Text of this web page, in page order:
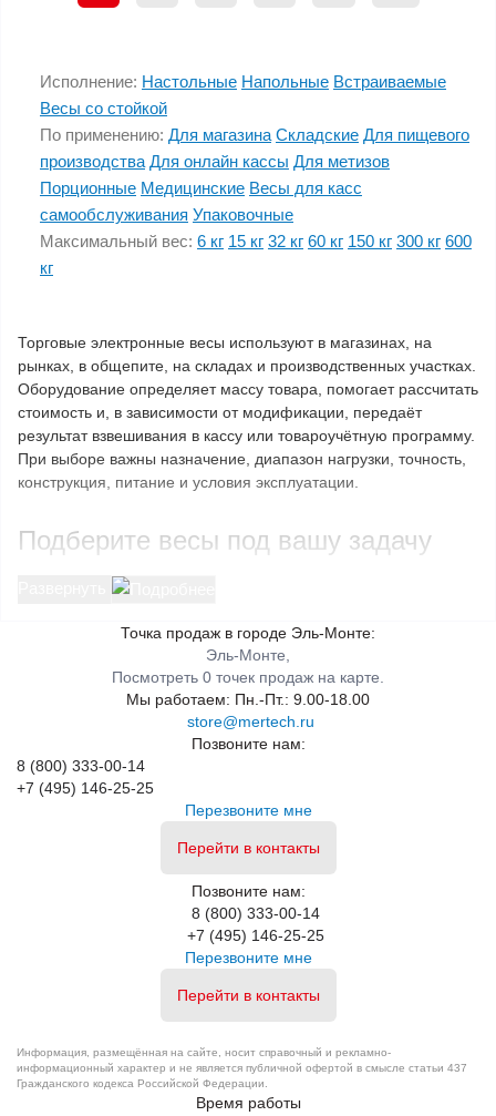
Исполнение: Настольные Напольные Встраиваемые
Весы со стойкой
По применению: Для магазина Складские Для пищевого
производства Для онлайн кассы Для метизов
Порционные Медицинские Весы для касс
самообслуживания Упаковочные
Максимальный вес: 6 кг 15 кг 32 кг 60 кг 150 кг 300 кг 600
кг
Торговые электронные весы используют в магазинах, на
рынках, в общепите, на складах и производственных участках.
Оборудование определяет массу товара, помогает рассчитать
стоимость и, в зависимости от модификации, передаёт
результат взвешивания в кассу или товароучётную программу.
При выборе важны назначение, диапазон нагрузки, точность,
конструкция, питание и условия эксплуатации.
Подберите весы под вашу задачу
Для разных торговых процессов требуются свой предел
сценарий работы, чтобы перейти к подходящему типу
Для магазина и прилавка
Компактныенастольные весы
товара, расчёта стоимости, учёта тары и работы с
запрограммированными ценами. Сопоставьте максимальную
необходимость стойки.
Для рынка и выездной торговли
Для мобильной точки удобны модели с аккумулятором,
характеристиках выбранной модификации проверьте время
степень защиты клавиатуры и напряжение питания.
Точка продаж в городе Эль-Монте:
Эль-Монте,
Посмотреть 0 точек продаж на карте.
Мы работаем: Пн.-Пт.: 9.00-18.00
store@mertech.ru
Позвоните нам:
8 (800) 333-00-14
+7 (495) 146-25-25
Перезвоните мне
Перейти в контакты
Позвоните нам:
8 (800) 333-00-14
+7 (495) 146-25-25
Перезвоните мне
Перейти в контакты
Информация, размещённая на сайте, носит справочный и рекламно-
информационный характер и не является публичной офертой в смысле статьи 437
Гражданского кодекса Российской Федерации.
Время работы